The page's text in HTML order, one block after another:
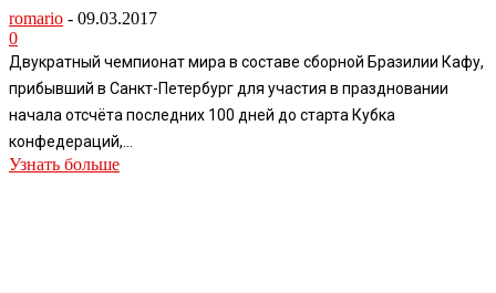
romario - 09.03.2017
0
Двукратный чемпионат мира в составе сборной Бразилии Кафу,
прибывший в Санкт-Петербург для участия в праздновании
начала отсчёта последних 100 дней до старта Кубка
конфедераций,...
Узнать больше